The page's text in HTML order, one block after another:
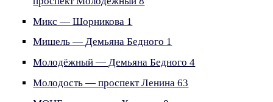
Микс — Шорникова 1
Мишель — Демьяна Бедного 1
Молодёжный — Демьяна Бедного 4
Молодость — проспект Ленина 63